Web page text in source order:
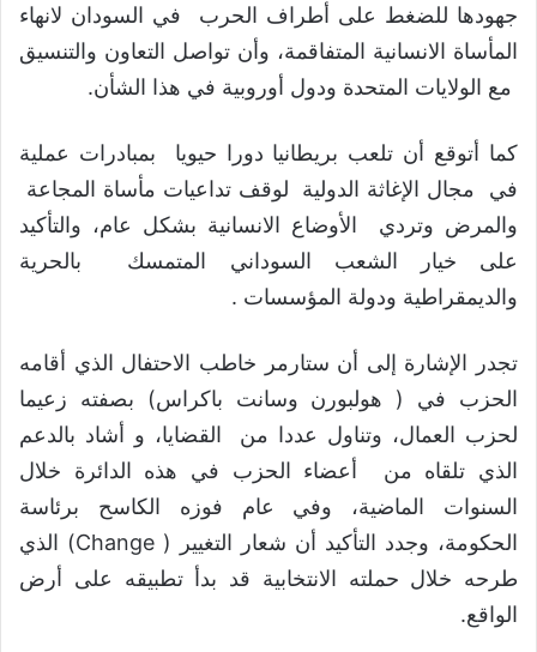
جهودها للضغط على أطراف الحرب في السودان لانهاء
المأساة الانسانية المتفاقمة، وأن تواصل التعاون والتنسيق
مع الولايات المتحدة ودول أوروبية في هذا الشأن.
كما أتوقع أن تلعب بريطانيا دورا حيويا بمبادرات عملية
في مجال الإغاثة الدولية لوقف تداعيات مأساة المجاعة
والمرض وتردي الأوضاع الانسانية بشكل عام، والتأكيد
على خيار الشعب السوداني المتمسك بالحرية
والديمقراطية ودولة المؤسسات .
تجدر الإشارة إلى أن ستارمر خاطب الاحتفال الذي أقامه
الحزب في ( هولبورن وسانت باكراس) بصفته زعيما
لحزب العمال، وتناول عددا من القضايا، و أشاد بالدعم
الذي تلقاه من أعضاء الحزب في هذه الدائرة خلال
السنوات الماضية، وفي عام فوزه الكاسح برئاسة
الحكومة، وجدد التأكيد أن شعار التغيير ( Change) الذي
طرحه خلال حملته الانتخابية قد بدأ تطبيقه على أرض
الواقع.